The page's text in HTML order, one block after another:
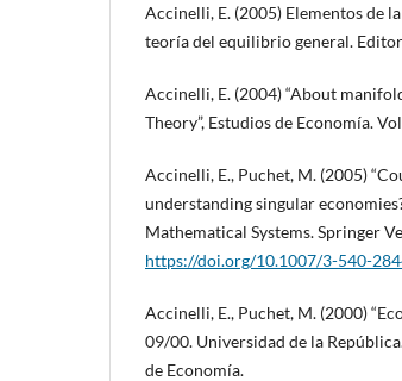
Accinelli, E. (2005) Elementos de
teoría del equilibrio general.
Accinelli, E. (2004) “About
Theory”, Estudios de Economía.
Accinelli, E., Puchet, M. (2005)
understanding singular
Mathematical Systems. Springer
https://doi.org/10.1007/3-540-
Accinelli, E., Puchet, M. (2000)
09/00. Universidad de la
de Economía.